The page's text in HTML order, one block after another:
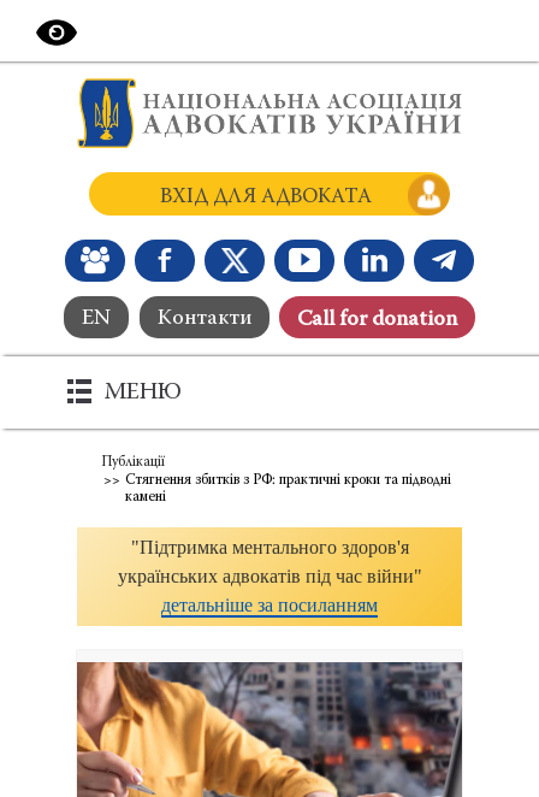
EN Контакти Сall for donation
ВХІД ДЛЯ АДВОКАТА
МЕНЮ
Публікації
Стягнення збитків з РФ: практичні кроки та підводні
камені
"Підтримка ментального здоров'я
українських адвокатів під час війни"
детальніше за посиланням